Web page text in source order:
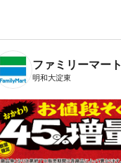
ファミリーマート
明和大淀東